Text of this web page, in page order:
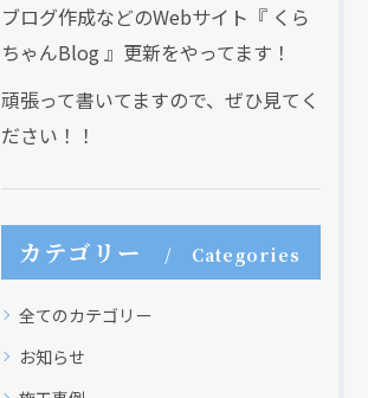
ブログ作成などのWebサイト『 くら
ちゃんBlog 』更新をやってます！
頑張って書いてますので、ぜひ見てく
ださい！！
カテゴリー Categories
全てのカテゴリー
お知らせ